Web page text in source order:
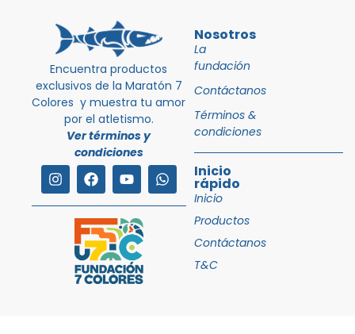
Encuentra productos
exclusivos de la Maratón 7
Colores y muestra tu amor
por el atletismo.
Ver términos y
condiciones
Nosotros
La
fundación
Contáctanos
Términos &
condiciones
Inicio
rápido
Inicio
Productos
Contáctanos
T&C